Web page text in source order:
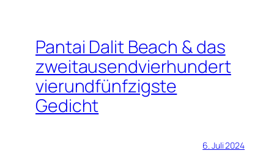
Pantai Dalit Beach & das
zweitausendvierhundert
vierundfünfzigste
Gedicht
6. Juli 2024